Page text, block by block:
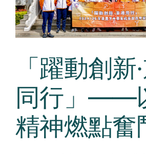
Centenarian
Companion
Search
「躍動創新
同行」——
精神燃點奮